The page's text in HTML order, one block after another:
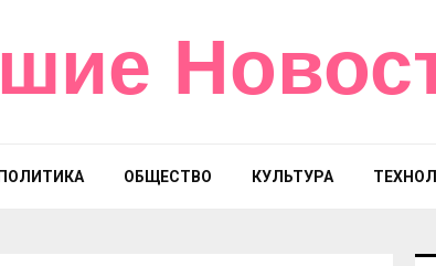
ПОЛИТИКА ОБЩЕСТВО КУЛЬТУРА